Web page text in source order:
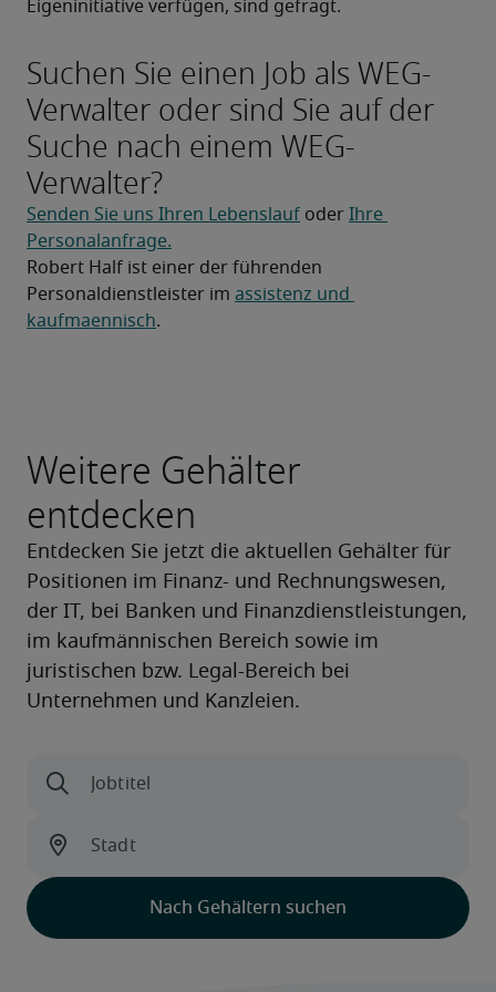
Eigeninitiative verfügen, sind gefragt.
Suchen Sie einen Job als WEG-
Verwalter oder sind Sie auf der
Suche nach einem WEG-
Verwalter?
Senden Sie uns Ihren Lebenslauf oder Ihre
Personalanfrage.
Robert Half ist einer der führenden
Personaldienstleister im assistenz und
kaufmaennisch.
Weitere Gehälter
entdecken